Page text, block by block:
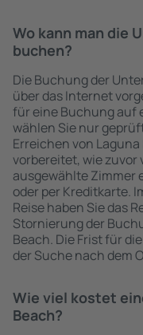
Wo kann man die
buchen?
Die Buchung der
über das Internet
für eine Buchung auf
wählen Sie nur
Erreichen von
vorbereitet, wie zuvor
ausgewählte Zimmer
oder per Kreditkarte.
Reise haben Sie das
Stornierung der
Beach. Die Frist für
der Suche nach dem
Wie viel kostet
Beach?